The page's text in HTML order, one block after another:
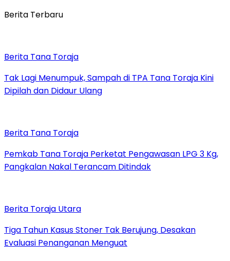
Berita Terbaru
Berita Tana Toraja
Tak Lagi Menumpuk, Sampah di TPA Tana Toraja Kini
Dipilah dan Didaur Ulang
Berita Tana Toraja
Pemkab Tana Toraja Perketat Pengawasan LPG 3 Kg,
Pangkalan Nakal Terancam Ditindak
Berita Toraja Utara
Tiga Tahun Kasus Stoner Tak Berujung, Desakan
Evaluasi Penanganan Menguat